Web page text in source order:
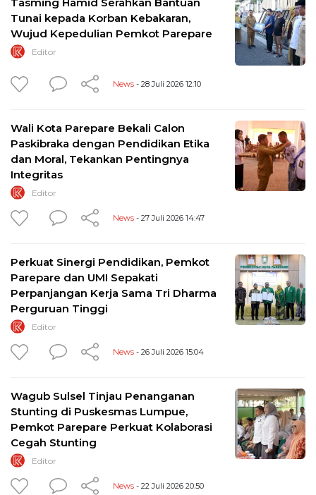
Tunai kepada Korban Kebakaran,
Wujud Kepedulian Pemkot Parepare
Editor
News - 28 Juli 2026 12:10
Wali Kota Parepare Bekali Calon
Paskibraka dengan Pendidikan Etika
dan Moral, Tekankan Pentingnya
Integritas
Editor
News - 27 Juli 2026 14:47
Perkuat Sinergi Pendidikan, Pemkot
Parepare dan UMI Sepakati
Perpanjangan Kerja Sama Tri Dharma
Perguruan Tinggi
Editor
News - 26 Juli 2026 15:04
Wagub Sulsel Tinjau Penanganan
Stunting di Puskesmas Lumpue,
Pemkot Parepare Perkuat Kolaborasi
Cegah Stunting
Editor
News - 22 Juli 2026 20:50